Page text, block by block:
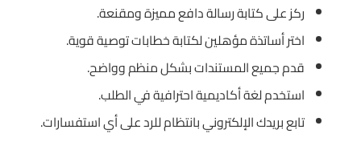
ركز على كتابة رسالة دافع مميزة ومقنعة.
اختر أساتذة مؤهلين لكتابة خطابات توصية قوية.
قدم جميع المستندات بشكل منظم وواضح.
استخدم لغة أكاديمية احترافية في الطلب.
تابع بريدك الإلكتروني بانتظام للرد على أي استفسارات.